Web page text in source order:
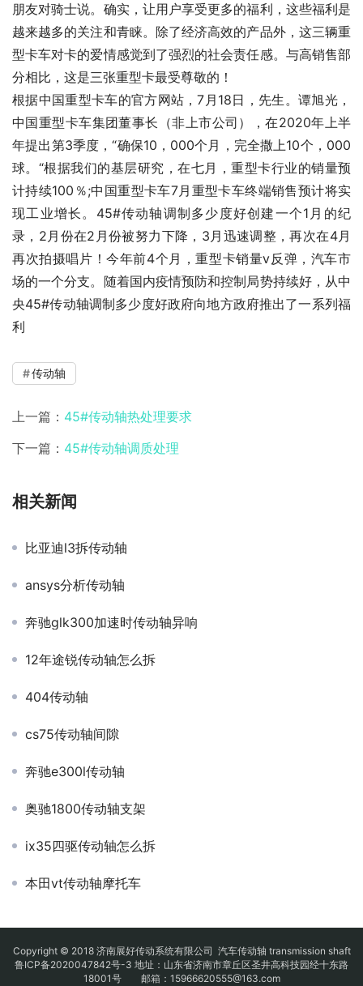
朋友对骑士说。确实，让用户享受更多的福利，这些福利是
越来越多的关注和青睐。除了经济高效的产品外，这三辆重
型卡车对卡的爱情感觉到了强烈的社会责任感。与高销售部
分相比，这是三张重型卡最受尊敬的！
根据中国重型卡车的官方网站，7月18日，先生。谭旭光，
中国重型卡车集团董事长（非上市公司），在2020年上半
年提出第3季度，“确保10，000个月，完全撒上10个，000
球。“根据我们的基层研究，在七月，重型卡行业的销量预
计持续100％;中国重型卡车7月重型卡车终端销售预计将实
现工业增长。45#传动轴调制多少度好创建一个1月的纪
录，2月份在2月份被努力下降，3月迅速调整，再次在4月
再次拍摄唱片！今年前4个月，重型卡销量v反弹，汽车市
场的一个分支。随着国内疫情预防和控制局势持续好，从中
央45#传动轴调制多少度好政府向地方政府推出了一系列福
利
传动轴
上一篇： 45#传动轴热处理要求
下一篇： 45#传动轴调质处理
相关新闻
比亚迪l3拆传动轴
ansys分析传动轴
奔驰glk300加速时传动轴异响
12年途锐传动轴怎么拆
404传动轴
cs75传动轴间隙
奔驰e300l传动轴
奥驰1800传动轴支架
ix35四驱传动轴怎么拆
本田vt传动轴摩托车
Copyright © 2018 济南展好传动系统有限公司 汽车传动轴 transmission shaft
鲁ICP备2020047842号-3 地址：山东省济南市章丘区圣井高科技园经十东路
18001号 邮箱：15966620555@163.com